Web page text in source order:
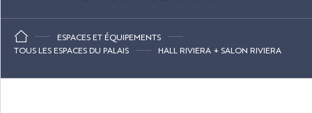
ESPACES ET ÉQUIPEMENTS
TOUS LES ESPACES DU PALAIS
HALL RIVIERA + SALON RIVIERA